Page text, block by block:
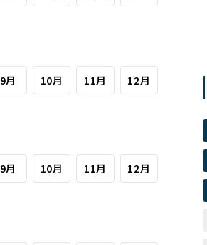
9月 10月 11月 12月
9月 10月 11月 12月